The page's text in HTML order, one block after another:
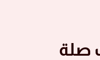
صلة